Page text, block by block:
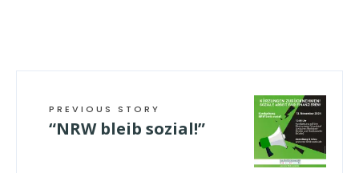
PREVIOUS STORY
“NRW bleib sozial!”